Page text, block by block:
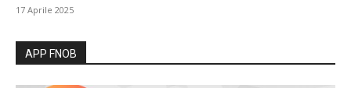
17 Aprile 2025
APP FNOB